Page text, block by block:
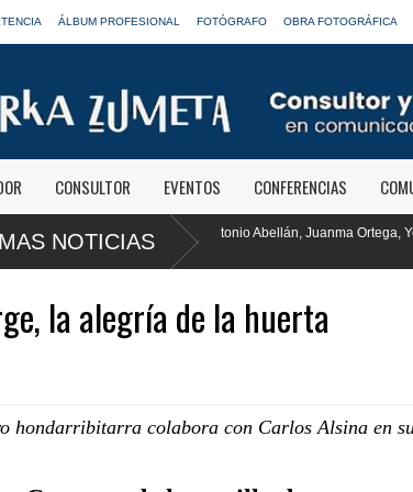
ÁLBUM PROFESIONAL FOTÓGRAFO OBRA FOTOGRÁFICA
CONSULTOR EVENTOS CONFERENCIAS
NOTICIAS
Abellán, Juanma Ortega, Yolanda Valencia y Frank Blanco
la alegría de la huerta
hondarribitarra colabora con Carlos Alsina en